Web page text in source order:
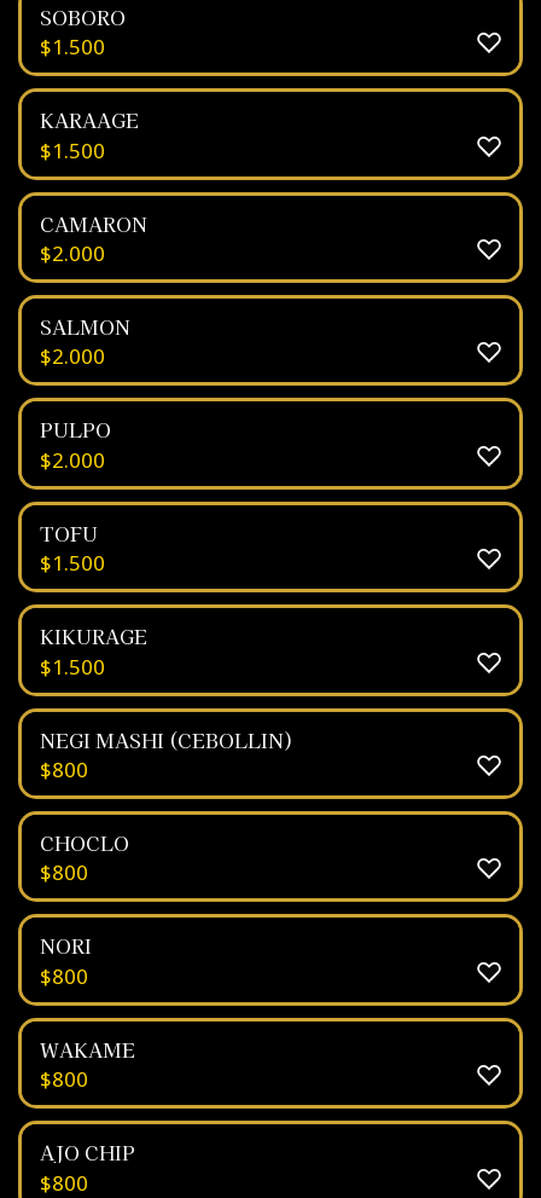
SOBORO
$1.500
KARAAGE
$1.500
CAMARON
$2.000
SALMON
$2.000
PULPO
$2.000
TOFU
$1.500
KIKURAGE
$1.500
NEGI MASHI (CEBOLLIN)
$800
CHOCLO
$800
NORI
$800
WAKAME
$800
AJO CHIP
$800